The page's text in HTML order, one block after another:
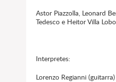
Astor Piazzolla, Leonard
Tedesco e Heitor Villa
Interpretes:
Lorenzo Regianni (guitarra)